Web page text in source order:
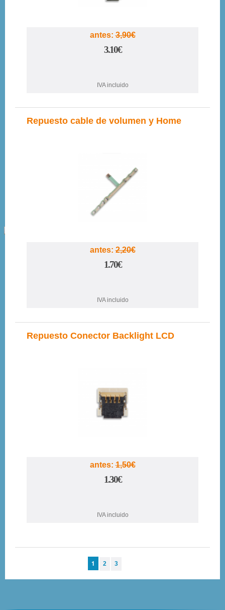
antes:3,90€
3.10€
IVA incluido
Repuesto cable de volumen y Home
antes:2,20€
1.70€
IVA incluido
Repuesto Conector Backlight LCD
antes:1,50€
1.30€
IVA incluido
1 2 3